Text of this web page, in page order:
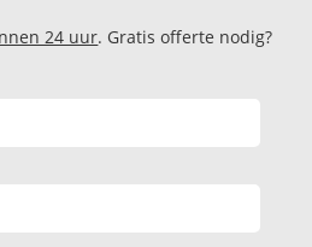
24 uur. Gratis offerte nodig?